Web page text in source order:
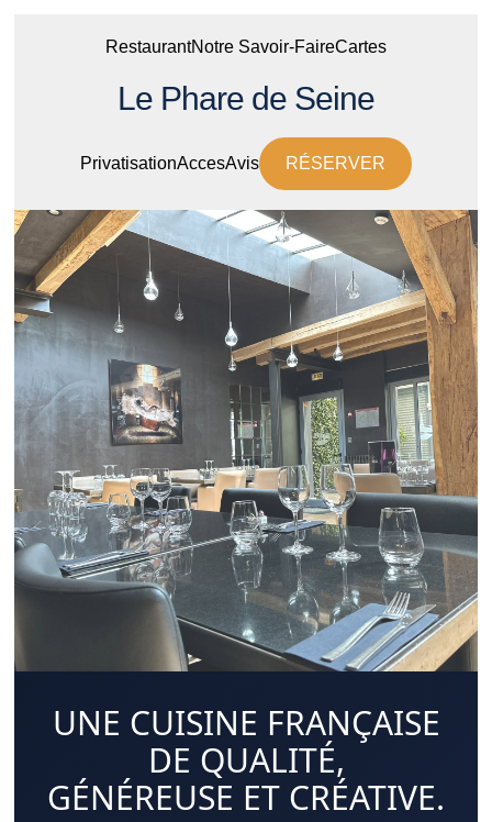
RestaurantNotre Savoir-FaireCartes
Le Phare de Seine
PrivatisationAccesAvis RÉSERVER
UNE CUISINE FRANÇAISE
DE QUALITÉ,
GÉNÉREUSE ET CRÉATIVE.